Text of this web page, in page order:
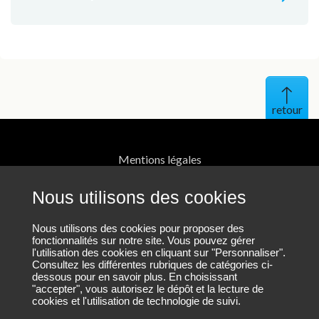
Nous utilisons des cookies
Nous utilisons des cookies pour proposer des
fonctionnalités sur notre site. Vous pouvez gérer
l'utilisation des cookies en cliquant sur "Personnaliser".
Consultez les différentes rubriques de catégories ci-
dessous pour en savoir plus. En choisissant
"accepter", vous autorisez le dépôt et la lecture de
cookies et l'utilisation de technologie de suivi.
Haut
Mentions légales
Contact
Plan du site
Nous suivre sur LinkedIn